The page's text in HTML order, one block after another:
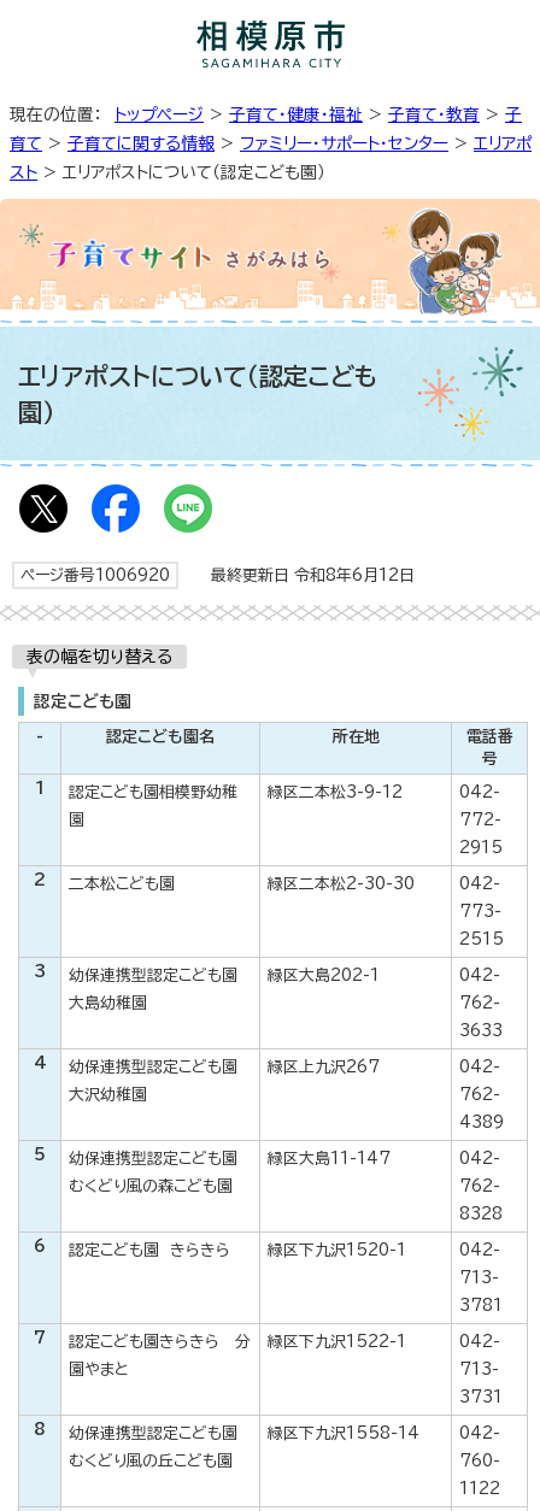
現在の位置： トップページ > 子育て・健康・福祉 > 子育て・教育 > 子
育て > 子育てに関する情報 > ファミリー・サポート・センター > エリアポ
スト > エリアポストについて（認定こども園）
エリアポストについて（認定こども
園）
ページ番号1006920 最終更新日 令和8年6月12日
表の幅を切り替える
認定こども園
- 認定こども園名 所在地
電話番
号
1
認定こども園相模野幼稚
園
緑区二本松3-9-12
042-
772-
2915
2 二本松こども園 緑区二本松2-30-30
042-
773-
2515
3
幼保連携型認定こども園
大島幼稚園
緑区大島202-1
042-
762-
3633
4
幼保連携型認定こども園
大沢幼稚園
緑区上九沢267
042-
762-
4389
5
幼保連携型認定こども園
むくどり風の森こども園
緑区大島11-147
042-
762-
8328
6 認定こども園 きらきら 緑区下九沢1520-1
042-
713-
3781
7
認定こども園きらきら 分
園やまと
緑区下九沢1522-1
042-
713-
3731
8
幼保連携型認定こども園
むくどり風の丘こども園
緑区下九沢1558-14
042-
760-
1122